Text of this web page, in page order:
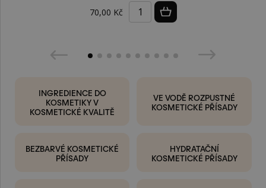
70,00 Kč
INGREDIENCE DO
KOSMETIKY V
KOSMETICKÉ KVALITĚ
VE VODĚ ROZPUSTNÉ
KOSMETICKÉ PŘÍSADY
BEZBARVÉ KOSMETICKÉ
PŘÍSADY
HYDRATAČNÍ
KOSMETICKÉ PŘÍSADY